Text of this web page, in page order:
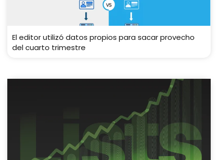
El editor utilizó datos propios para sacar provecho
del cuarto trimestre